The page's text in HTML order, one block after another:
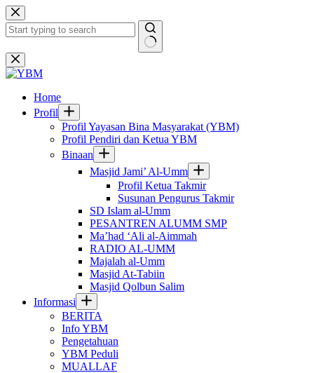
Skip
to
content
No
results
Home
Profil
Profil Yayasan Bina Masyarakat (YBM)
Profil Pendiri dan Ketua YBM
Binaan
Masjid Jami’ Al-Umm
Profil Ketua Takmir
Susunan Pengurus Takmir
SD Islam al-Umm
PESANTREN ALUMM SMP
Ma’had ‘Ali al-Aimmah
RADIO AL-UMM
Majalah al-Umm
Masjid At-Tabiin
Masjid Qolbun Salim
Informasi
BERITA
Info YBM
Pengetahuan
YBM Peduli
MUALLAF